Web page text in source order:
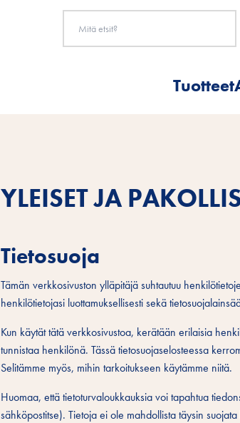
Tuotteet
YLEISET JA
Tietosuoja
Tämän verkkosivuston ylläpitäjä suhtautuu
henkilötietojasi luottamuksellisesti sekä
Kun käytät tätä verkkosivustoa, kerätään erilaisia
tunnistaa henkilönä. Tässä tietosuojaselosteessa
Selitämme myös, mihin tarkoitukseen käytämme niitä.
Huomaa, että tietoturvaloukkauksia voi tapahtua
sähköpostitse). Tietoja ei ole mahdollista täysin